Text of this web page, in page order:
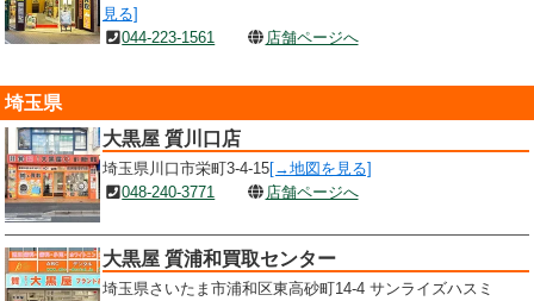
見る]
044-223-1561
店舗ページへ
埼玉県
大黒屋 質川口店
埼玉県川口市栄町3-4-15[→地図を見る]
048-240-3771
店舗ページへ
大黒屋 質浦和買取センター
埼玉県さいたま市浦和区東高砂町14-4 サンライズハスミ